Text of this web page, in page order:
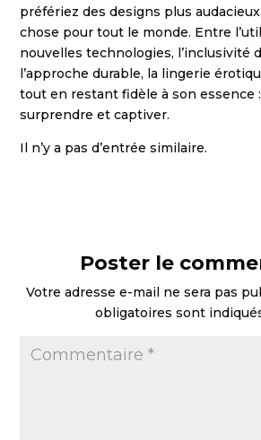
préfériez des designs plus
chose pour tout le monde. Entre
nouvelles technologies, l’inclusivité
l’approche durable, la lingerie
tout en restant fidèle à son essence
surprendre et captiver.
Il n’y a pas d’entrée similaire.
Poster le
Votre adresse e-mail ne sera pas
obligatoires sont